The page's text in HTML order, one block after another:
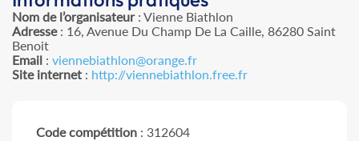
Nom de l’organisateur: Vienne Biathlon
Adresse: 16, Avenue Du Champ De La Caille, 86280 Saint
Benoit
Email : viennebiathlon@orange.fr
Site internet : http://viennebiathlon.free.fr
Code compétition : 312604